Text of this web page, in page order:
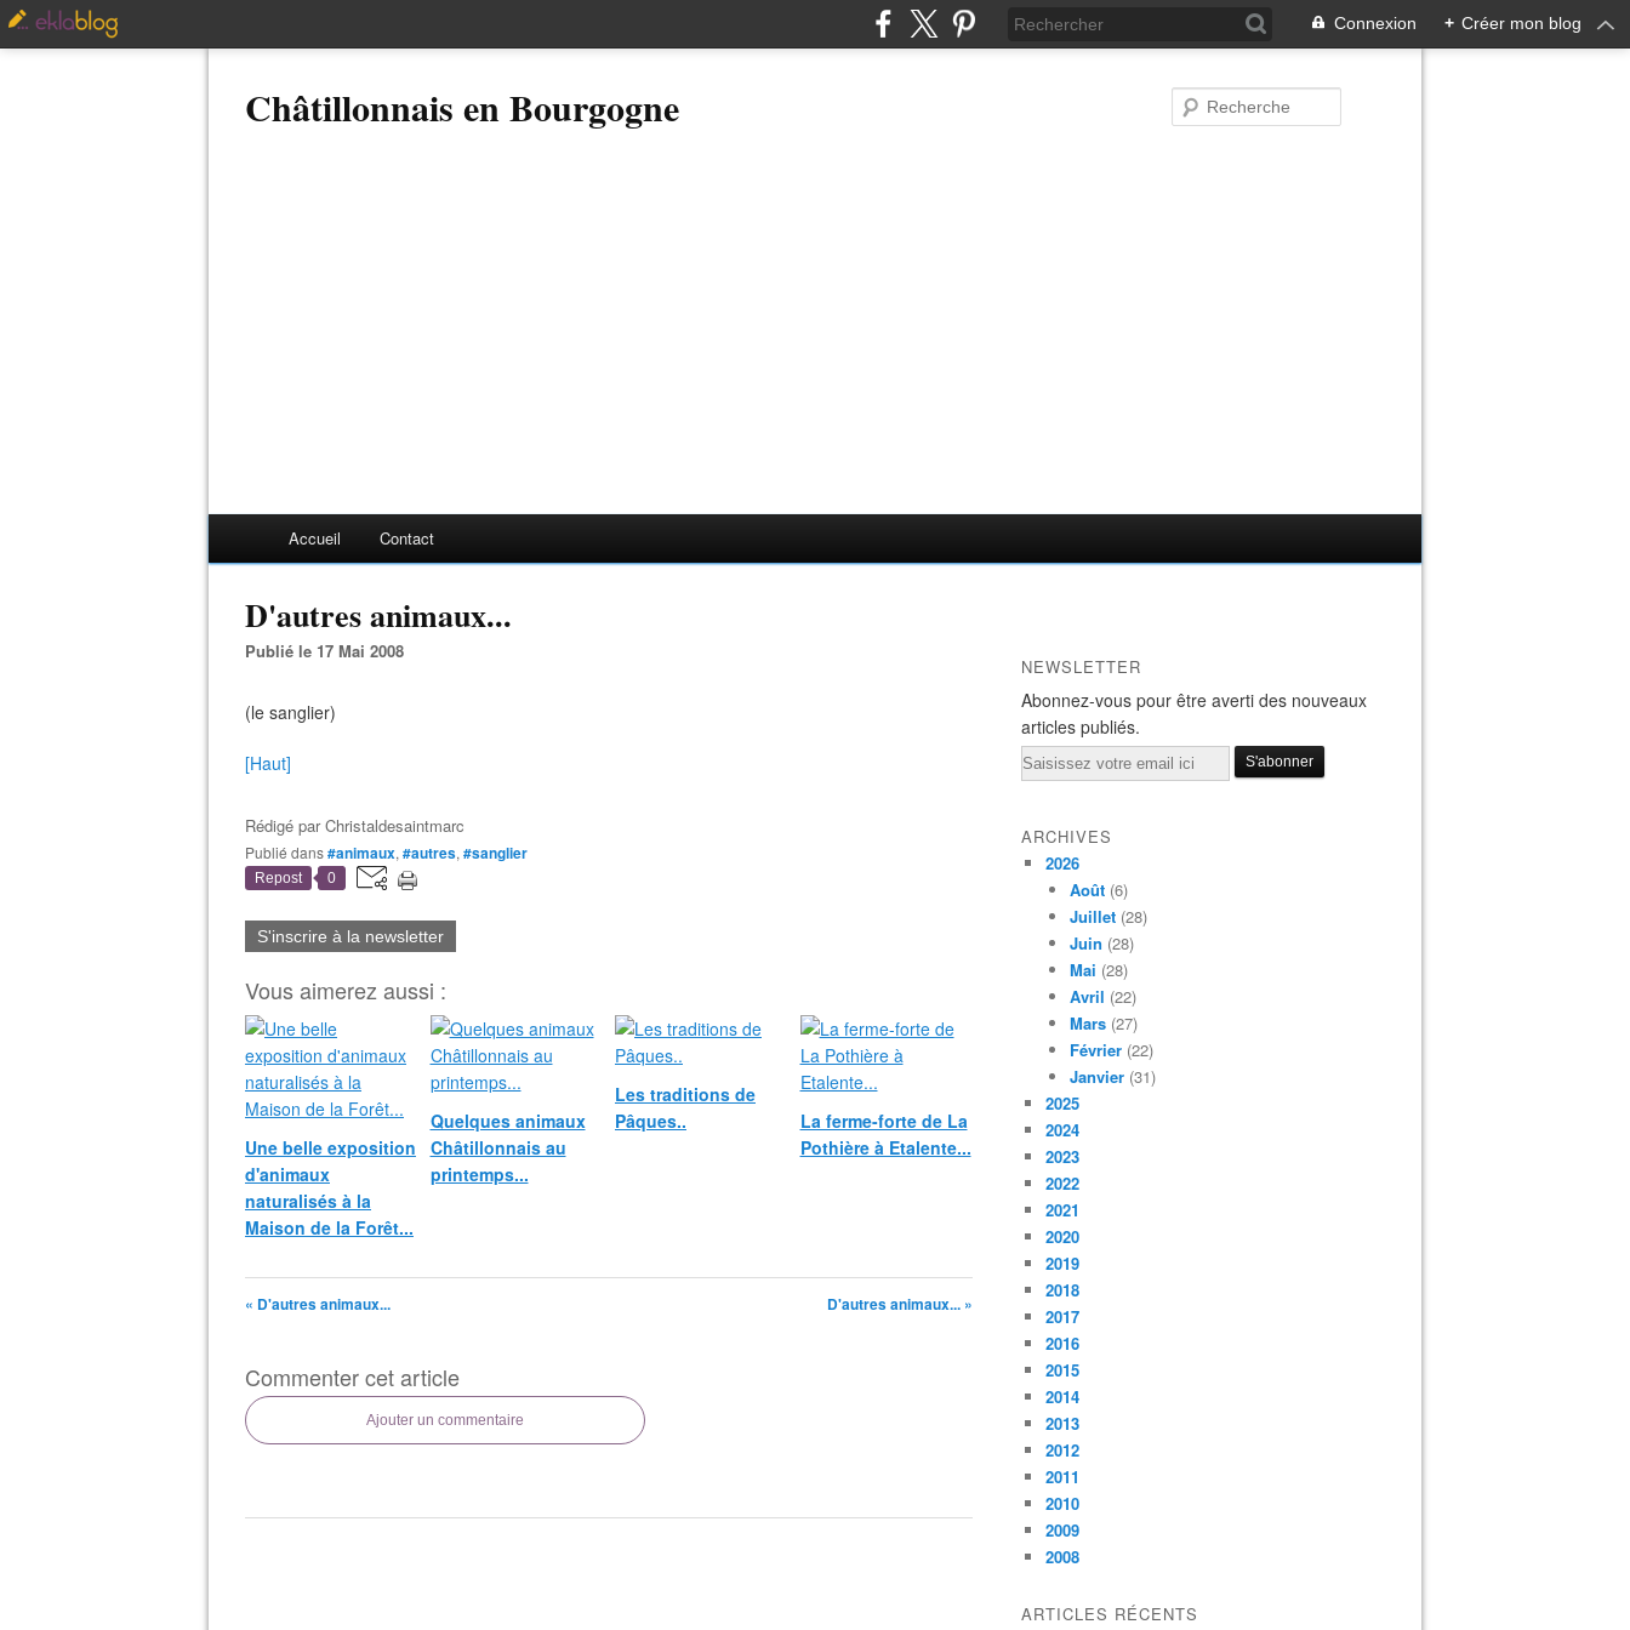
Connexion + Créer mon blog
Châtillonnais en Bourgogne
Accueil Contact
D'autres animaux...
Publié le 17 Mai 2008
(le sanglier)
[Haut]
Rédigé parChristaldesaintmarc
Publié dans#animaux, #autres, #sanglier
Repost 0
S'inscrire à la newsletter
Vous aimerez aussi :
Une belle exposition
d'animaux
naturalisés à la
Maison de la Forêt...
Quelques animaux
Châtillonnais au
printemps...
Les traditions de
Pâques..
La ferme-forte de La
Pothière à Etalente...
« D'autres animaux... D'autres animaux... »
Commenter cet article
Ajouter un commentaire
NEWSLETTER
Abonnez-vous pour être averti des nouveaux
articles publiés.
Email
ARCHIVES
2026
Août (6)
Juillet (28)
Juin (28)
Mai (28)
Avril (22)
Mars (27)
Février (22)
Janvier (31)
2025
2024
2023
2022
2021
2020
2019
2018
2017
2016
2015
2014
2013
2012
2011
2010
2009
2008
ARTICLES RÉCENTS